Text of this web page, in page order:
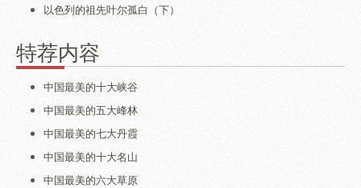
以色列的祖先叶尔孤白（下）
特荐内容
中国最美的十大峡谷
中国最美的五大峰林
中国最美的七大丹霞
中国最美的十大名山
中国最美的六大草原